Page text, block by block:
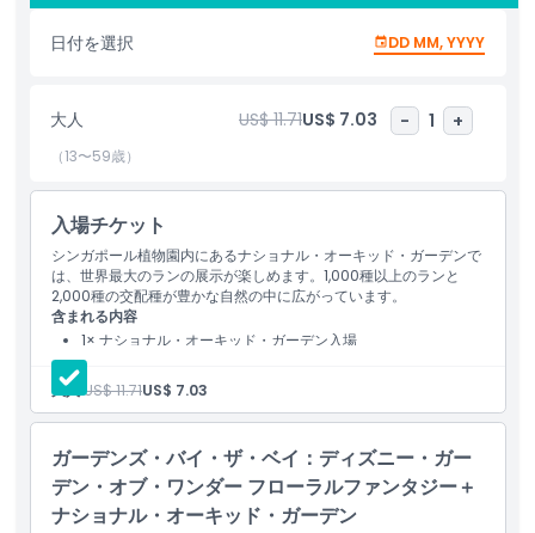
まれた霧に包まれた小道を歩くことができます。植物好きや自然愛
好家、あるいは静かで美しい場所を散策したいだけの方にも、ナシ
ョナル・オーキッド・ガーデンはシンガポールの中心にある真の宝
ハイライト
含まれるもの
子供／大人ポリシー
営業時間
注意事項
場所
日付を選択 DD MM, YYYY
大人 US$ 11.71US$ 7.03 - 1 +
（13〜59歳）
入場チケット
シンガポール植物園内にあるナショナル・オーキッド・ガーデンで
は、世界最大のランの展示が楽しめます。1,000種以上のランと
2,000種の交配種が豊かな自然の中に広がっています。
含まれる内容
1× ナショナル・オーキッド・ガーデン入場
テーマ別オーキッドゾーンと展示へのアクセス
大人: US$ 11.71US$ 7.03
ガーデンズ・バイ・ザ・ベイ：ディズニー・ガー
デン・オブ・ワンダー フローラルファンタジー＋
ナショナル・オーキッド・ガーデン